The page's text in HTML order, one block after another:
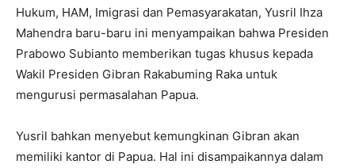
Hukum, HAM, Imigrasi dan Pemasyarakatan, Yusril Ihza
Mahendra baru-baru ini menyampaikan bahwa Presiden
Prabowo Subianto memberikan tugas khusus kepada
Wakil Presiden Gibran Rakabuming Raka untuk
mengurusi permasalahan Papua.
Yusril bahkan menyebut kemungkinan Gibran akan
memiliki kantor di Papua. Hal ini disampaikannya dalam